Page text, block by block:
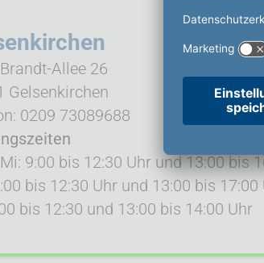
Allee 26
Gelsenkirchen
0209 73089688
9:00 bis 12:30 Uhr und 13:00 bis
bis 12:30 Uhr und 13:00 bis 17:00
bis 12:30 und 13:00 bis 14:00 Uhr